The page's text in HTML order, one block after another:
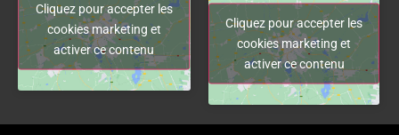
Cliquez pour accepter les
cookies marketing et
activer ce contenu
Cliquez pour accepter les
cookies marketing et
activer ce contenu